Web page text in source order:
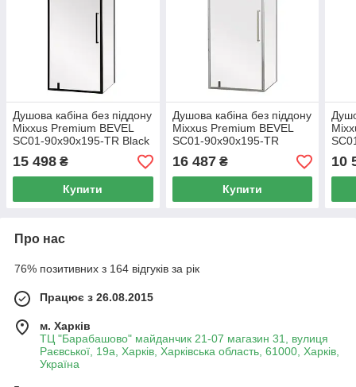
Душова кабіна без піддону
Mixxus Premium BEVEL
SC01-90x90x195-TR Black
прозоре скло 6мм
15 498 ₴
Купити
Душова кабіна без піддону
Mixxus Premium BEVEL
SC01-90x90x195-TR
Chrome прозоре скло 6мм
16 487₴
Купити
10
Про нас
76% позитивних з 164 відгуків за рік
Працює з 26.08.2015
м. Харків
ТЦ "Барабашово" майданчик 21-07 магазин 31, вулиця
Раєвської, 19а, Харків, Харківська область, 61000, Харків,
Україна